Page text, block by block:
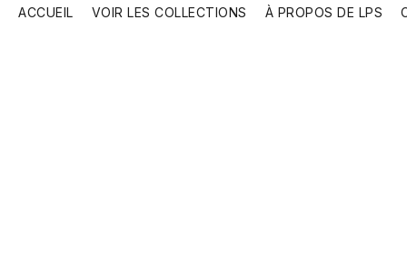
ACCUEIL VOIR LES COLLECTIONS À PROPOS DE LPS